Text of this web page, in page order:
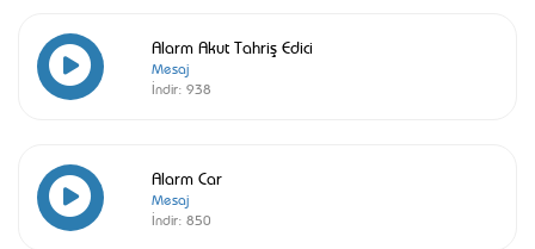
Alarm Akut Tahriş Edici
Mesaj
İndir: 938
Alarm Car
Mesaj
İndir: 850